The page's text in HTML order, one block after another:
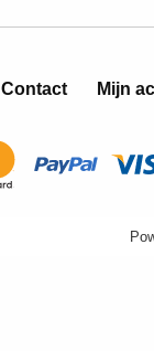
Contact Mijn